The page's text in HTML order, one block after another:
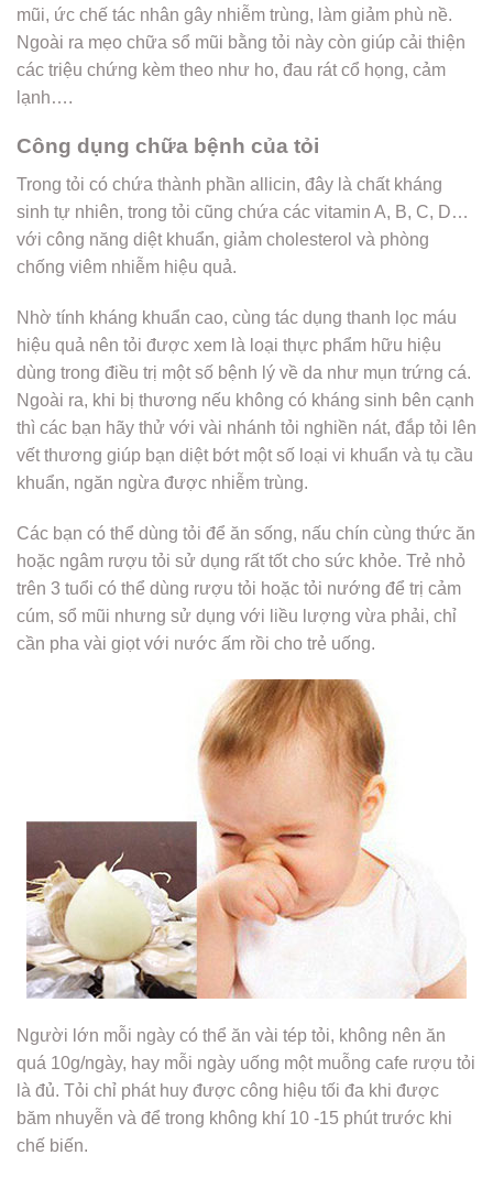
mũi, ức chế tác nhân gây nhiễm trùng, làm giảm phù nề.
Ngoài ra mẹo chữa sổ mũi bằng tỏi này còn giúp cải thiện
các triệu chứng kèm theo như ho, đau rát cổ họng, cảm
lạnh….
Công dụng chữa bệnh của tỏi
Trong tỏi có chứa thành phần allicin, đây là chất kháng
sinh tự nhiên, trong tỏi cũng chứa các vitamin A, B, C, D…
với công năng diệt khuẩn, giảm cholesterol và phòng
chống viêm nhiễm hiệu quả.
Nhờ tính kháng khuẩn cao, cùng tác dụng thanh lọc máu
hiệu quả nên tỏi được xem là loại thực phẩm hữu hiệu
dùng trong điều trị một số bệnh lý về da như mụn trứng cá.
Ngoài ra, khi bị thương nếu không có kháng sinh bên cạnh
thì các bạn hãy thử với vài nhánh tỏi nghiền nát, đắp tỏi lên
vết thương giúp bạn diệt bớt một số loại vi khuẩn và tụ cầu
khuẩn, ngăn ngừa được nhiễm trùng.
Các bạn có thể dùng tỏi để ăn sống, nấu chín cùng thức ăn
hoặc ngâm rượu tỏi sử dụng rất tốt cho sức khỏe. Trẻ nhỏ
trên 3 tuổi có thể dùng rượu tỏi hoặc tỏi nướng để trị cảm
cúm, sổ mũi nhưng sử dụng với liều lượng vừa phải, chỉ
cần pha vài giọt với nước ấm rồi cho trẻ uống.
Người lớn mỗi ngày có thể ăn vài tép tỏi, không nên ăn
quá 10g/ngày, hay mỗi ngày uống một muỗng cafe rượu tỏi
là đủ. Tỏi chỉ phát huy được công hiệu tối đa khi được
băm nhuyễn và để trong không khí 10 -15 phút trước khi
chế biến.